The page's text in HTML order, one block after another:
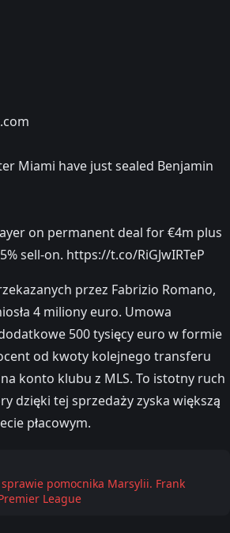
Miami have just sealed Benjamin
on permanent deal for €4m plus
sell-on. https://t.co/RiGJwIRTeP
przez Fabrizio Romano,
4 miliony euro. Umowa
500 tysięcy euro w formie
od kwoty kolejnego transferu
konto klubu z MLS. To istotny ruch
dzięki tej sprzedaży zyska większą
płacowym.
pomocnika Marsylii. Frank
League